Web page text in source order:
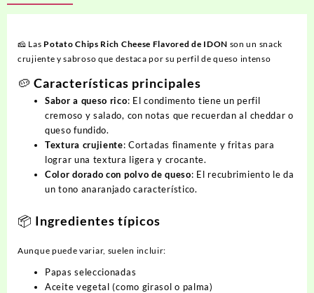
cantidad
🧀 Las Potato Chips Rich Cheese Flavored de IDON son un snack
crujiente y sabroso que destaca por su perfil de queso intenso
🥔 Características principales
Sabor a queso rico: El condimento tiene un perfil
cremoso y salado, con notas que recuerdan al cheddar o
queso fundido.
Textura crujiente: Cortadas finamente y fritas para
lograr una textura ligera y crocante.
Color dorado con polvo de queso: El recubrimiento le da
un tono anaranjado característico.
📦 Ingredientes típicos
Aunque puede variar, suelen incluir:
Papas seleccionadas
Aceite vegetal (como girasol o palma)